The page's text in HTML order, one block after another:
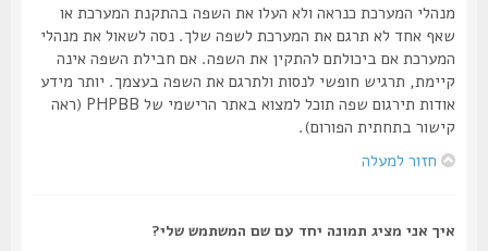
מנהלי המערכת כנראה ולא העלו את השפה בהתקנת המערכת או
שאף אחד לא תרגם את המערכת לשפה שלך. נסה לשאול את מנהלי
המערכת אם ביכולתם להתקין את השפה. אם חבילת השפה אינה
קיימת, תרגיש חופשי לנסות ולתרגם את השפה בעצמך. יותר מידע
אודות תירגום שפה תוכל למצוא באתר הרישמי של PHPBB (ראה
קישור בתחתית הפורום).
חזור למעלה
איך אני מציג תמונה יחד עם שם המשתמש שלי?